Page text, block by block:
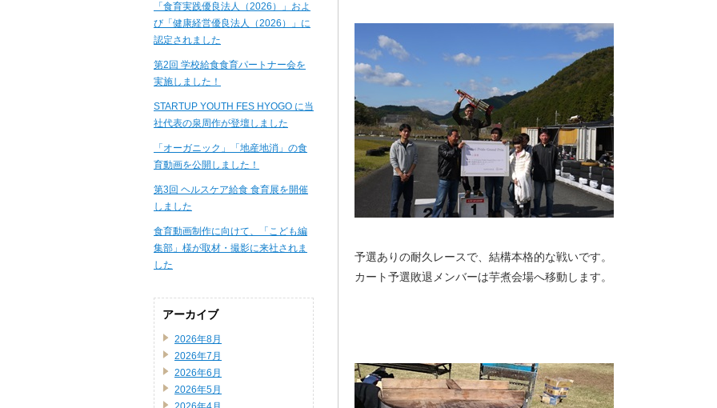
予選ありの耐久レースで、結構本格的な戦いです。
カート予選敗退メンバーは芋煮会場へ移動します。
「食育実践優良法人（2026）」およ
び「健康経営優良法人（2026）」に
認定されました
第2回 学校給食食育パートナー会を
実施しました！
STARTUP YOUTH FES HYOGO に当
社代表の泉周作が登壇しました
「オーガニック」「地産地消」の食
育動画を公開しました！
第3回 ヘルスケア給食 食育展を開催
しました
食育動画制作に向けて、「こども編
集部」様が取材・撮影に来社されま
した
アーカイブ
2026年8月
2026年7月
2026年6月
2026年5月